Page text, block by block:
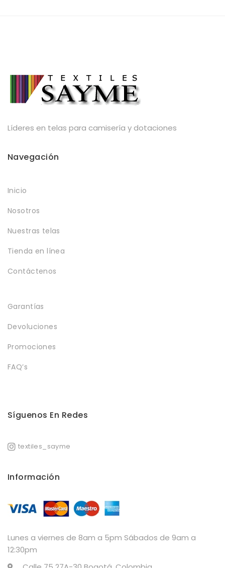
Líderes en telas para camisería y dotaciones
Navegación
Inicio
Nosotros
Nuestras telas
Tienda en línea
Contáctenos
Garantías
Devoluciones
Promociones
FAQ’s
Síguenos En Redes
textiles_sayme
Información
Lunes a viernes de 8am a 5pm Sábados de 9am a
12:30pm